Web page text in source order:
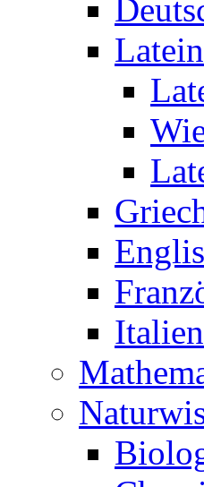
Latein